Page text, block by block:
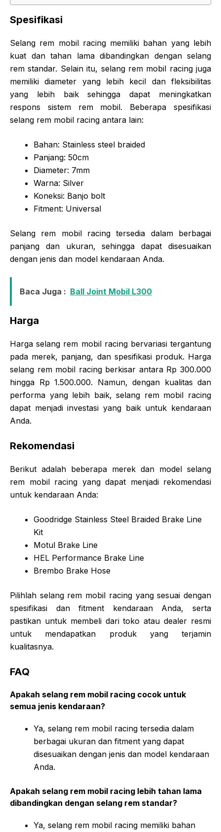
Spesifikasi
Selang rem mobil racing memiliki bahan yang lebih
kuat dan tahan lama dibandingkan dengan selang
rem standar. Selain itu, selang rem mobil racing juga
memiliki diameter yang lebih kecil dan fleksibilitas
yang lebih baik sehingga dapat meningkatkan
respons sistem rem mobil. Beberapa spesifikasi
selang rem mobil racing antara lain:
Bahan: Stainless steel braided
Panjang: 50cm
Diameter: 7mm
Warna: Silver
Koneksi: Banjo bolt
Fitment: Universal
Selang rem mobil racing tersedia dalam berbagai
panjang dan ukuran, sehingga dapat disesuaikan
dengan jenis dan model kendaraan Anda.
Baca Juga : Ball Joint Mobil L300
Harga
Harga selang rem mobil racing bervariasi tergantung
pada merek, panjang, dan spesifikasi produk. Harga
selang rem mobil racing berkisar antara Rp 300.000
hingga Rp 1.500.000. Namun, dengan kualitas dan
performa yang lebih baik, selang rem mobil racing
dapat menjadi investasi yang baik untuk kendaraan
Anda.
Rekomendasi
Berikut adalah beberapa merek dan model selang
rem mobil racing yang dapat menjadi rekomendasi
untuk kendaraan Anda:
Goodridge Stainless Steel Braided Brake Line
Kit
Motul Brake Line
HEL Performance Brake Line
Brembo Brake Hose
Pilihlah selang rem mobil racing yang sesuai dengan
spesifikasi dan fitment kendaraan Anda, serta
pastikan untuk membeli dari toko atau dealer resmi
untuk mendapatkan produk yang terjamin
kualitasnya.
FAQ
Apakah selang rem mobil racing cocok untuk
semua jenis kendaraan?
Ya, selang rem mobil racing tersedia dalam
berbagai ukuran dan fitment yang dapat
disesuaikan dengan jenis dan model kendaraan
Anda.
Apakah selang rem mobil racing lebih tahan lama
dibandingkan dengan selang rem standar?
Ya, selang rem mobil racing memiliki bahan